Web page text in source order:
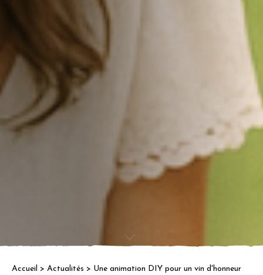
Accueil > Actualités > Une animation DIY pour un vin d'honneur